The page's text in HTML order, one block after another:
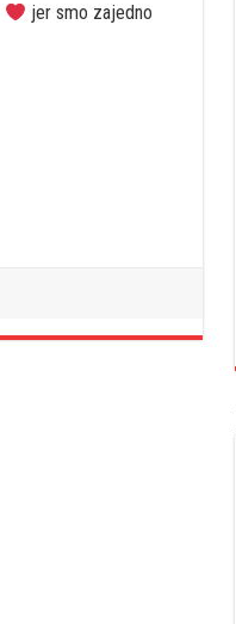
jer smo zajedno